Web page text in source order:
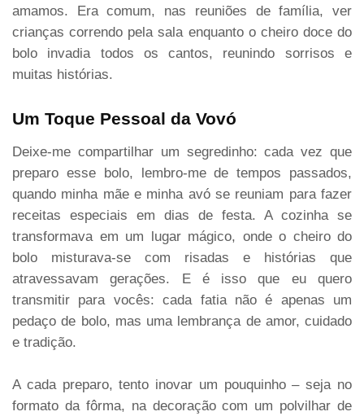
amamos. Era comum, nas reuniões de família, ver
crianças correndo pela sala enquanto o cheiro doce do
bolo invadia todos os cantos, reunindo sorrisos e
muitas histórias.
Um Toque Pessoal da Vovó
Deixe-me compartilhar um segredinho: cada vez que
preparo esse bolo, lembro-me de tempos passados,
quando minha mãe e minha avó se reuniam para fazer
receitas especiais em dias de festa. A cozinha se
transformava em um lugar mágico, onde o cheiro do
bolo misturava-se com risadas e histórias que
atravessavam gerações. E é isso que eu quero
transmitir para vocês: cada fatia não é apenas um
pedaço de bolo, mas uma lembrança de amor, cuidado
e tradição.
A cada preparo, tento inovar um pouquinho – seja no
formato da fôrma, na decoração com um polvilhar de